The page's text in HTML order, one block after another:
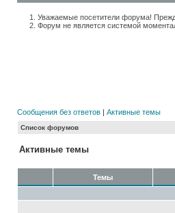
Уважаемые посетители форума!
Форум не является системой
Сообщения без ответов | Активные темы
Список форумов
Активные темы
Темы